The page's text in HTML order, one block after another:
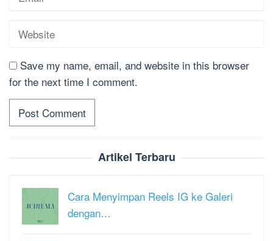
Save my name, email, and website in this browser
for the next time I comment.
Artikel Terbaru
Cara Menyimpan Reels IG ke Galeri
dengan…